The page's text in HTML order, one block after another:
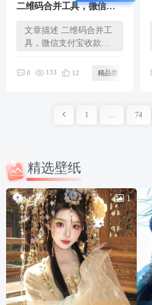
二维码合并工具，微信支
付宝收款码二合一
文章描述 二维码合并工
具，微信支付宝收款码
在本地...
0 133 12 精品类
1 … 74
精选壁纸
1